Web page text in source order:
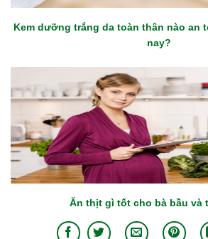
Kem dưỡng trắng da toàn thân nào an
nay?
Ăn thịt gì tốt cho bà bầu và